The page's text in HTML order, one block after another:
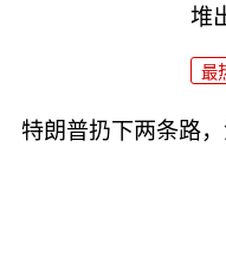
堆
最
特朗普扔下两条路